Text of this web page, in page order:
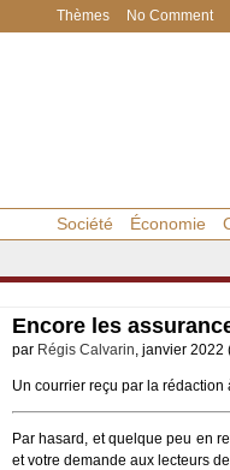
Thèmes No Comment
Société Économie
Encore les
par Régis Calvarin, janvier 2022
Un courrier reçu par la
Par hasard, et quelque peu en
et votre demande aux lecteurs